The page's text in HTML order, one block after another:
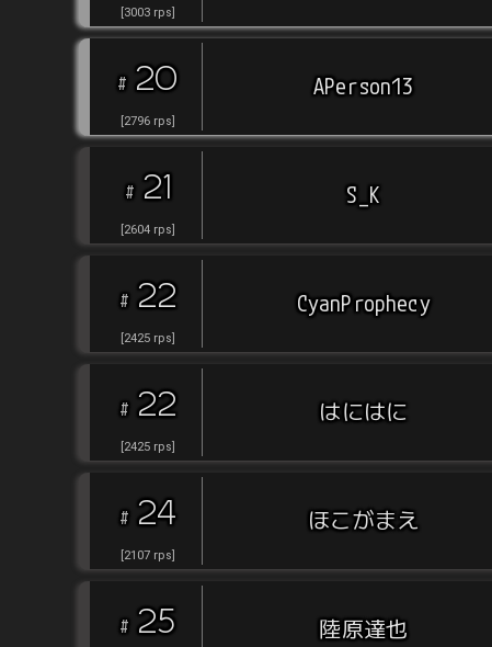
3003 rps
# 20
2796 rps
APerson13
# 21
2604 rps
S_K
# 22
2425 rps
CyanProphecy
# 22
2425 rps
はにはに
# 24
2107 rps
ほこがまえ
# 25 陸原達也